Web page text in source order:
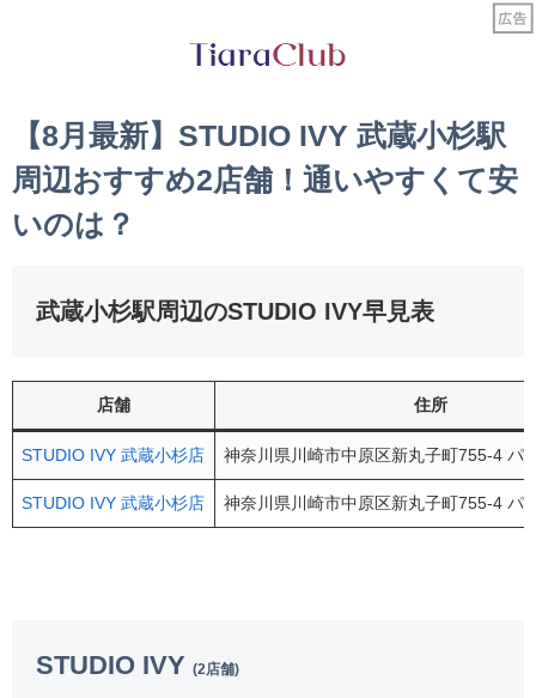
【8月最新】STUDIO IVY 武蔵小杉駅
周辺おすすめ2店舗！通いやすくて安
いのは？
武蔵小杉駅周辺のSTUDIO IVY早見表
店舗 住所
STUDIO IVY 武蔵小杉店 神奈川県川崎市中原区新丸子町755-4 パ
STUDIO IVY 武蔵小杉店 神奈川県川崎市中原区新丸子町755-4 パ
STUDIO IVY (2店舗)